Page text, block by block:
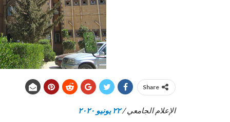
Share
الإعلام الجامعي /٢٢ يونيو ٢٠٢٠